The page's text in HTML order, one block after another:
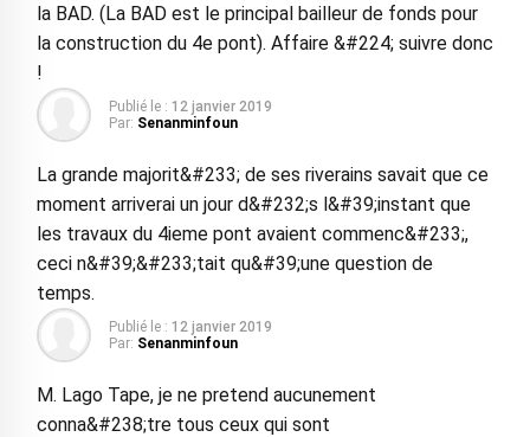
la BAD. (La BAD est le principal bailleur de fonds pour
la construction du 4e pont). Affaire &#224; suivre donc
!
Publié le : 12 janvier 2019
Par: Senanminfoun
La grande majorit&#233; de ses riverains savait que ce
moment arriverai un jour d&#232;s l&#39;instant que
les travaux du 4ieme pont avaient commenc&#233;,
ceci n&#39;&#233;tait qu&#39;une question de
temps.
Publié le : 12 janvier 2019
Par: Senanminfoun
M. Lago Tape, je ne pretend aucunement
conna&#238;tre tous ceux qui sont